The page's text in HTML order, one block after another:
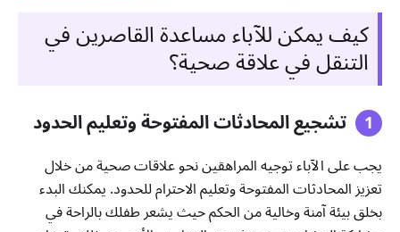
كيف يمكن للآباء مساعدة القاصرين في
التنقل في علاقة صحية؟
تشجيع المحادثات المفتوحة وتعليم الحدود
يجب على الآباء توجيه المراهقين نحو علاقات صحية من خلال
تعزيز المحادثات المفتوحة وتعليم الاحترام للحدود. يمكنك البدء
بخلق بيئة آمنة وخالية من الحكم حيث يشعر طفلك بالراحة في